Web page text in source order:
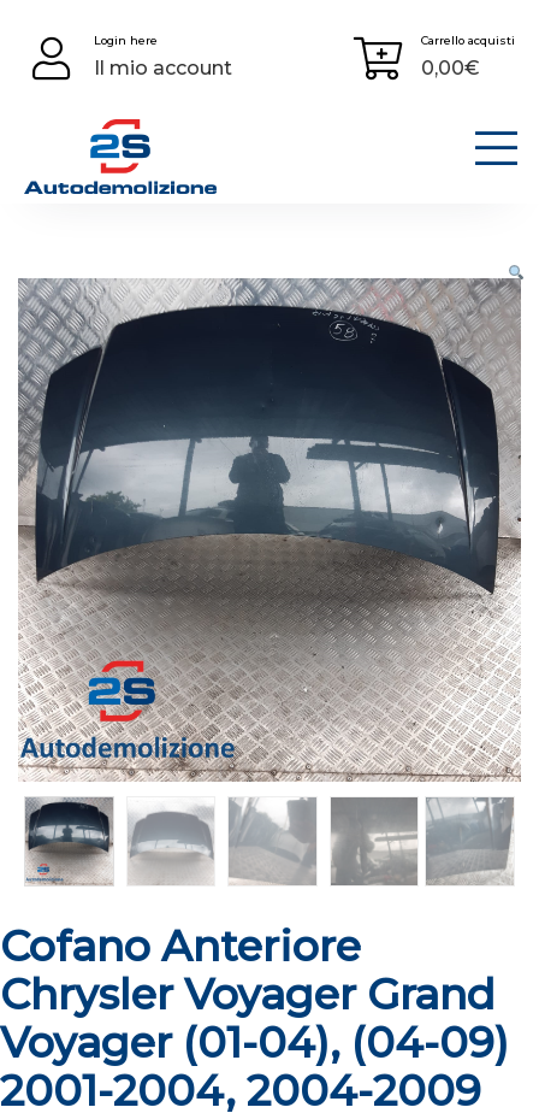
content
Login here
Il mio account
Carrello acquisti
0,00€
Cofano Anteriore
Chrysler Voyager Grand
Voyager (01-04), (04-09)
2001-2004, 2004-2009